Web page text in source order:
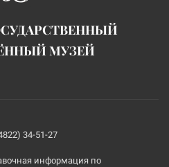
МУЗЕЙ
34-51-27
информация по